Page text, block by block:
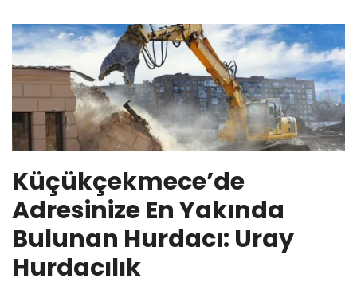
Küçükçekmece’de
Adresinize En Yakında
Bulunan Hurdacı: Uray
Hurdacılık